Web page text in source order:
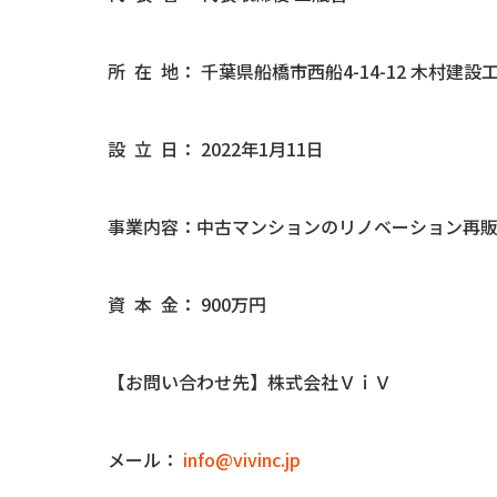
所 在 地： 千葉県船橋市西船4-14-12 木村建設
設 立 日： 2022年1月11日
事業内容：中古マンションのリノベーション再
資 本 金： 900万円
【お問い合わせ先】株式会社ＶｉＶ
メール： info@vivinc.jp